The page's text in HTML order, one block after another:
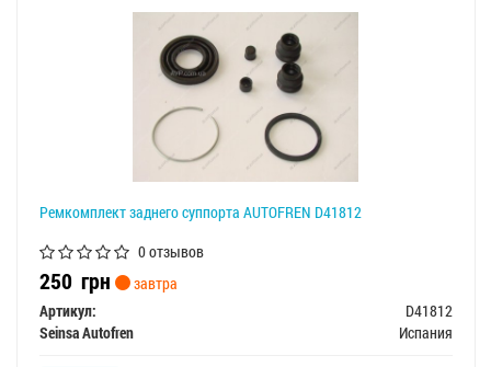
Ремкомплект заднего суппорта AUTOFREN D41812
0 отзывов
250 грн
завтра
Артикул:
D41812
Seinsa Autofren
Испания